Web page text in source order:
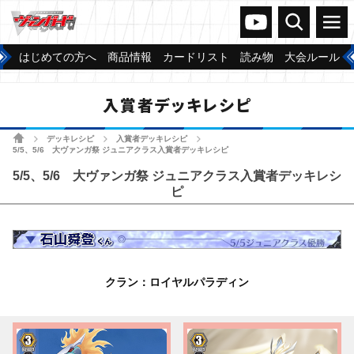
ヴァンガードch
検索 メニュー
はじめての方へ 商品情報 カードリスト 読み物 大会ルール
入賞者デッキレシピ
ホームデッキレシピ 入賞者デッキレシピ
5/5、5/6 大ヴァンガ祭 ジュニアクラス入賞者デッキレシピ
5/5、5/6 大ヴァンガ祭 ジュニアクラス入賞者デッキレシ
ピ
クラン：ロイヤルパラディン